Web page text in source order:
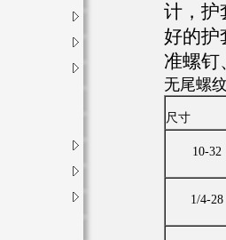
计，护
好的护
准螺钉
无尾螺
尺寸
10-32
1/4-28